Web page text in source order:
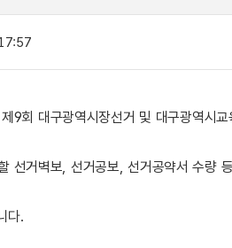
9회 대구광역시장선거 및 대구광역시
선거벽보, 선거공보, 선거공약서 수량
다.